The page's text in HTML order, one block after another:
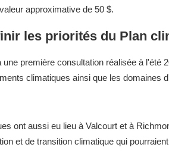
approximative de 50 $.
les priorités du Plan
première consultation réalisée à
climatiques ainsi que les domaines
ont aussi eu lieu à Valcourt et à
et de transition climatique qui